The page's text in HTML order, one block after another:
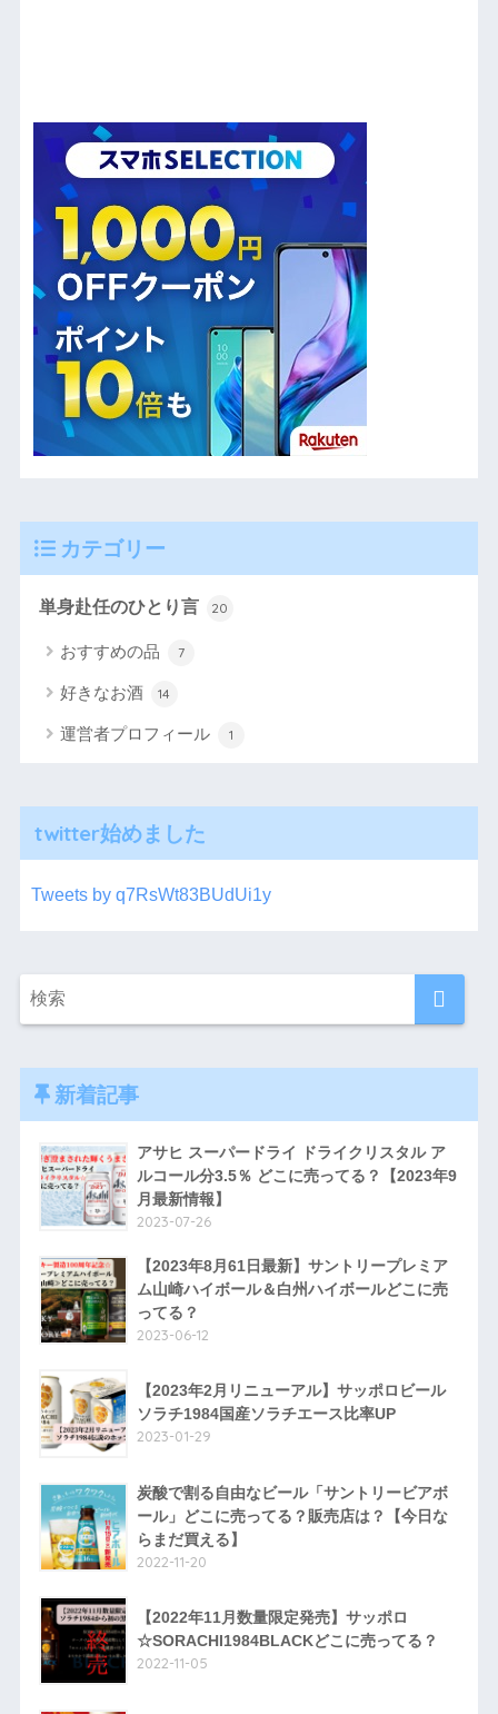
カテゴリー
単身赴任のひとり言 20
おすすめの品 7
好きなお酒 14
運営者プロフィール 1
twitter始めました
Tweets by q7RsWt83BUdUi1y
新着記事
アサヒ スーパードライ ドライクリスタル ア
ルコール分3.5％ どこに売ってる？【2023年9
月最新情報】
2023-07-26
【2023年8月61日最新】サントリープレミア
ム山崎ハイボール＆白州ハイボールどこに売
ってる？
2023-06-12
【2023年2月リニューアル】サッポロビール
ソラチ1984国産ソラチエース比率UP
2023-01-29
炭酸で割る自由なビール「サントリービアボ
ール」どこに売ってる？販売店は？【今日な
らまだ買える】
2022-11-20
【2022年11月数量限定発売】サッポロ
☆SORACHI1984BLACKどこに売ってる？
2022-11-05